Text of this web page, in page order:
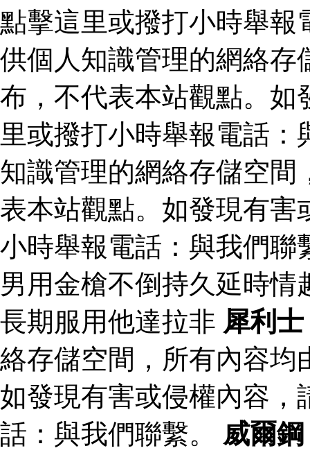
點擊這里或撥打小時舉報
供個人知識管理的網絡存
布，不代表本站觀點。如
里或撥打小時舉報電話
知識管理的網絡存儲空間
表本站觀點。如發現有害
小時舉報電話：與我們聯
男用金槍不倒持久延時
長期服用他達拉非 犀利士
絡存儲空間，所有內容均
如發現有害或侵權內容，
話：與我們聯繫。 威爾鋼